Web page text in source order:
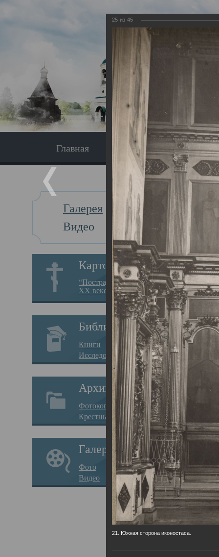
Главная Экскурсия
Галерея
Видео
Картотека
“Пострадавшие за веру в
XX веке на Севере”
Библиотека
Книги
Исследования
Архив
Фотокопии дел
Крестные ходы
Галерея
Фото
Видео
Главная
25 из 45
21. Южная сторона иконостаса.